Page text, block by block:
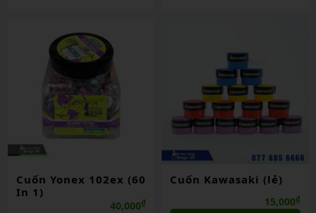
Cuốn Yonex 102ex (60
In 1)
40,000₫
Cuốn Kawasaki (lẻ)
15,000₫